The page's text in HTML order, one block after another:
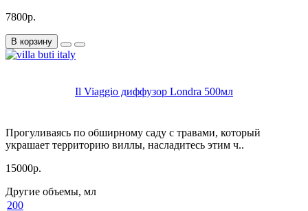
7800р.
В корзину
Il Viaggio диффузор Londra 500мл
Прогуливаясь по обширному саду с травами, который
украшает территорию виллы, насладитесь этим ч..
15000р.
Другие объемы, мл
200